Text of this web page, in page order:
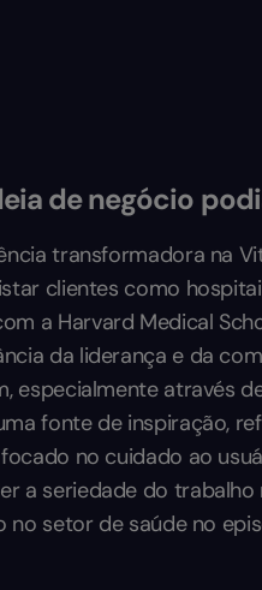
de negócio
transformadora na
clientes como
a Harvard Medical
da liderança e da
especialmente através
fonte de inspiração,
no cuidado ao
a seriedade do trabalho
no setor de saúde no